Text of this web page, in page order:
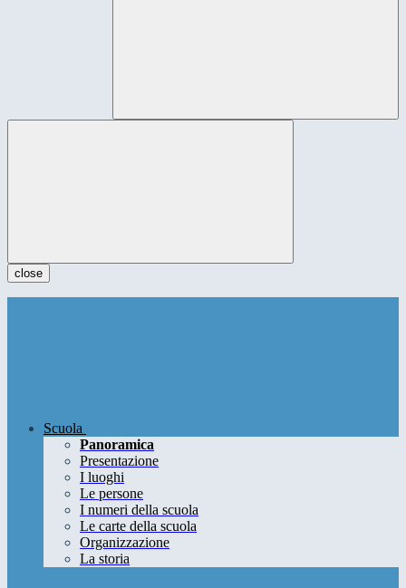
close
Scuola
Panoramica
Presentazione
I luoghi
Le persone
I numeri della scuola
Le carte della scuola
Organizzazione
La storia